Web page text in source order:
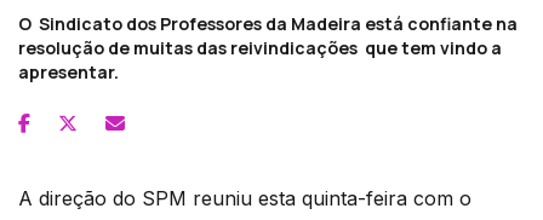
O Sindicato dos Professores da Madeira está confiante na
resolução de muitas das reivindicações que tem vindo a
apresentar.
A direção do SPM reuniu esta quinta-feira com o